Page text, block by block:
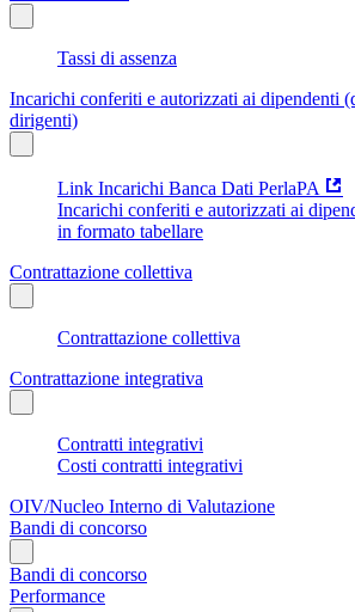
Tassi di assenza
Incarichi conferiti e autorizzati ai dipendenti
dirigenti)
Link Incarichi Banca Dati PerlaPA
Incarichi conferiti e autorizzati ai
in formato tabellare
Contrattazione collettiva
Contrattazione collettiva
Contrattazione integrativa
Contratti integrativi
Costi contratti integrativi
OIV/Nucleo Interno di Valutazione
Bandi di concorso
Bandi di concorso
Performance